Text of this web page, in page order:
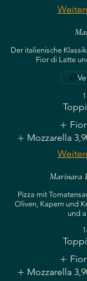
Der italienische
Fior di Latte
Mozzarella
Marinara
Pizza mit
Oliven, Kapern und
und
Mozzarella